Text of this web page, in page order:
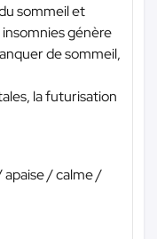
sommeil et
génère
de sommeil,
la futurisation
apaise / calme /